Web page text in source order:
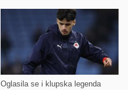
Oglasila se i klupska legenda